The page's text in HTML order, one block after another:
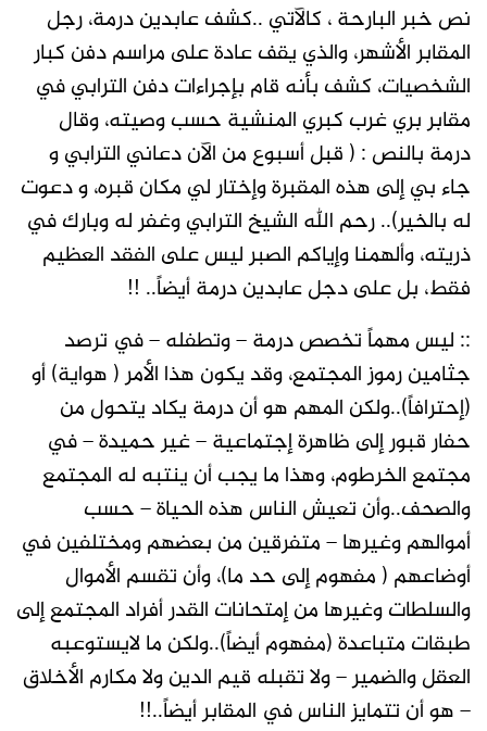
نص خبر البارحة ، كالآتي ..كشف عابدين درمة، رجل
المقابر الأشهر، والذي يقف عادة على مراسم دفن كبار
الشخصيات، كشف بأنه قام بإجراءات دفن الترابي في
مقابر بري غرب كبري المنشية حسب وصيته، وقال
درمة بالنص : ( قبل أسبوع من الآن دعاني الترابي و
جاء بي إلى هذه المقبرة وإختار لي مكان قبره، و دعوت
له بالخير).. رحم الله الشيخ الترابي وغفر له وبارك في
ذريته، وألهمنا وإياكم الصبر ليس على الفقد العظيم
فقط، بل على دجل عابدين درمة أيضاً.. !!
:: ليس مهماً تخصص درمة – وتطفله – في ترصد
جثامين رموز المجتمع، وقد يكون هذا الأمر ( هواية) أو
(إحترافاً)..ولكن المهم هو أن درمة يكاد يتحول من
حفار قبور إلى ظاهرة إجتماعية – غير حميدة – في
مجتمع الخرطوم، وهذا ما يجب أن ينتبه له المجتمع
والصحف..وأن تعيش الناس هذه الحياة – حسب
أموالهم وغيرها – متفرقين من بعضهم ومختلفين في
أوضاعهم ( مفهوم إلى حد ما)، وأن تقسم الأموال
والسلطات وغيرها من إمتحانات القدر أفراد المجتمع إلى
طبقات متباعدة (مفهوم أيضاً)..ولكن ما لايستوعبه
العقل والضمير – ولا تقبله قيم الدين ولا مكارم الأخلاق
– هو أن تتمايز الناس في المقابر أيضاً..!!